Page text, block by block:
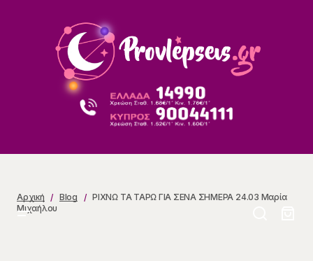
Αρχική Blog
ΡΙΧΝΩ ΤΑ ΤΑΡΩ ΓΙΑ ΣΕΝΑ ΣΗΜΕΡΑ 24.03 Μαρία
Μιχαήλου